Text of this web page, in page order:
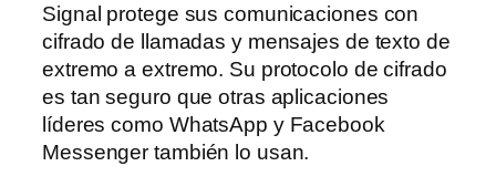
Signal protege sus comunicaciones con
cifrado de llamadas y mensajes de texto de
extremo a extremo. Su protocolo de cifrado
es tan seguro que otras aplicaciones
líderes como WhatsApp y Facebook
Messenger también lo usan.